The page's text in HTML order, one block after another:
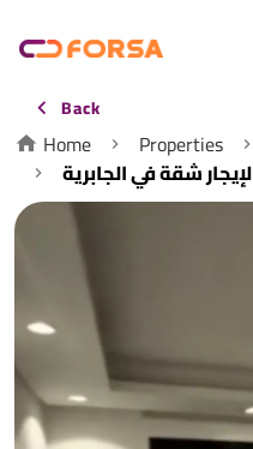
Back
Home Properties
لإيجار شقة في الجابرية